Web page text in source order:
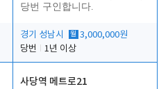
당번 구인합니다.
경기 성남시 월 3,000,000원
당번
1년 이상
사당역 메트로21